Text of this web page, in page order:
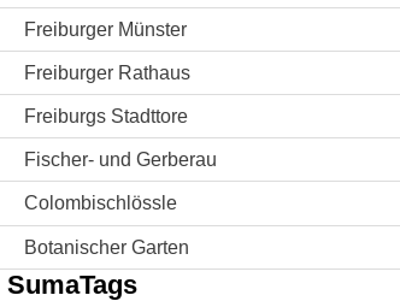
Freiburger Münster
Freiburger Rathaus
Freiburgs Stadttore
Fischer- und Gerberau
Colombischlössle
Botanischer Garten
SumaTags